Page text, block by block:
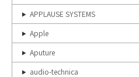
APPLAUSE SYSTEMS
Apple
Aputure
audio-technica